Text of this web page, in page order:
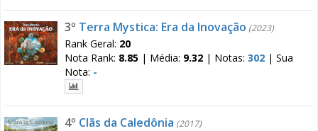
3º Terra Mystica: Era da Inovação (2023)
Rank Geral: 20
Nota Rank: 8.85 | Média: 9.32 | Notas: 302 | Sua
Nota: -
4º Clãs da Caledônia (2017)